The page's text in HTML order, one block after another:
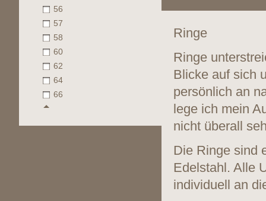
56
57
58
60
62
64
66
Ringe
Ringe
Blicke auf sich
persönlich an
lege ich mein
nicht überall
Die Ringe sind
Edelstahl. Alle
individuell an